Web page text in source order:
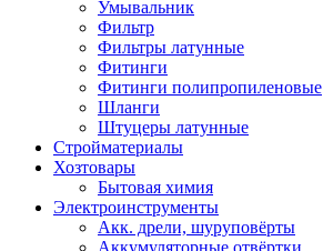
Умывальник
Фильтр
Фильтры латунные
Фитинги
Фитинги полипропиленовые
Шланги
Штуцеры латунные
Стройматериалы
Хозтовары
Бытовая химия
Электроинструменты
Акк. дрели, шуруповёрты